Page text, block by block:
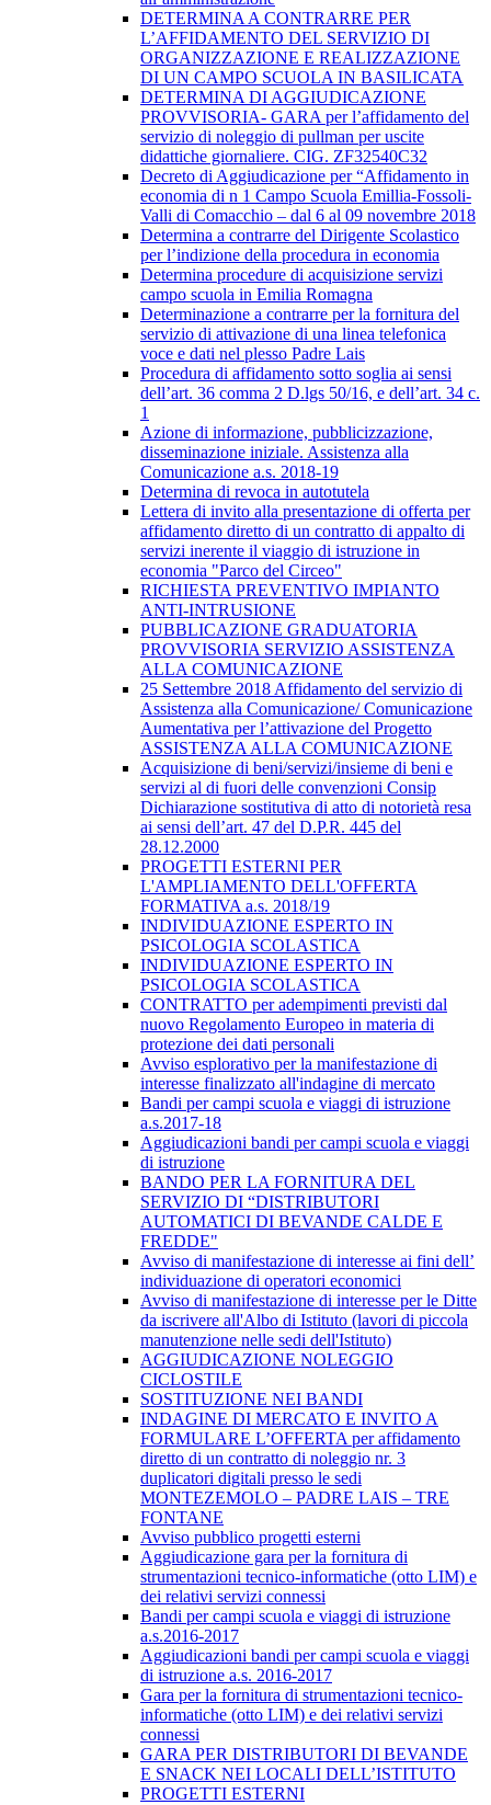
DETERMINA A CONTRARRE PER
L’AFFIDAMENTO DEL SERVIZIO DI
ORGANIZZAZIONE E REALIZZAZIONE
DI UN CAMPO SCUOLA IN BASILICATA
​DETERMINA DI AGGIUDICAZIONE
PROVVISORIA- GARA per l’affidamento del
servizio di noleggio di pullman per uscite
didattiche giornaliere. CIG. ZF32540C32
Decreto di Aggiudicazione per “Affidamento in
economia di n 1 Campo Scuola Emillia-Fossoli-
Valli di Comacchio – dal 6 al 09 novembre 2018
Determina a contrarre del Dirigente Scolastico
per l’indizione della procedura in economia
Determina procedure di acquisizione servizi
campo scuola in Emilia Romagna
Determinazione a contrarre per la fornitura del
servizio di attivazione di una linea telefonica
voce e dati nel plesso Padre Lais
Procedura di affidamento sotto soglia ai sensi
dell’art. 36 comma 2 D.lgs 50/16, e dell’art. 34 c.
1
Azione di informazione, pubblicizzazione,
disseminazione iniziale. Assistenza alla
Comunicazione a.s. 2018-19
Determina di revoca in autotutela
Lettera di invito alla presentazione di offerta per
affidamento diretto di un contratto di appalto di
servizi inerente il viaggio di istruzione in
economia "Parco del Circeo"
RICHIESTA PREVENTIVO IMPIANTO
ANTI-INTRUSIONE
PUBBLICAZIONE GRADUATORIA
PROVVISORIA SERVIZIO ASSISTENZA
ALLA COMUNICAZIONE
25 Settembre 2018 Affidamento del servizio di
Assistenza alla Comunicazione/ Comunicazione
Aumentativa per l’attivazione del Progetto
ASSISTENZA ALLA COMUNICAZIONE
Acquisizione di beni/servizi/insieme di beni e
servizi al di fuori delle convenzioni Consip
Dichiarazione sostitutiva di atto di notorietà resa
ai sensi dell’art. 47 del D.P.R. 445 del
28.12.2000
PROGETTI ESTERNI PER
L'AMPLIAMENTO DELL'OFFERTA
FORMATIVA a.s. 2018/19
INDIVIDUAZIONE ESPERTO IN
PSICOLOGIA SCOLASTICA
INDIVIDUAZIONE ESPERTO IN
PSICOLOGIA SCOLASTICA
CONTRATTO per adempimenti previsti dal
nuovo Regolamento Europeo in materia di
protezione dei dati personali
Avviso esplorativo per la manifestazione di
interesse finalizzato all'indagine di mercato
Bandi per campi scuola e viaggi di istruzione
a.s.2017-18
Aggiudicazioni bandi per campi scuola e viaggi
di istruzione
BANDO PER LA FORNITURA DEL
SERVIZIO DI “DISTRIBUTORI
AUTOMATICI DI BEVANDE CALDE E
FREDDE"
Avviso di manifestazione di interesse ai fini dell’
individuazione di operatori economici
Avviso di manifestazione di interesse per le Ditte
da iscrivere all'Albo di Istituto (lavori di piccola
manutenzione nelle sedi dell'Istituto)
AGGIUDICAZIONE NOLEGGIO
CICLOSTILE
SOSTITUZIONE NEI BANDI
INDAGINE DI MERCATO E INVITO A
FORMULARE L’OFFERTA per affidamento
diretto di un contratto di noleggio nr. 3
duplicatori digitali presso le sedi
MONTEZEMOLO – PADRE LAIS – TRE
FONTANE
Avviso pubblico progetti esterni
Aggiudicazione gara per la fornitura di
strumentazioni tecnico-informatiche (otto LIM) e
dei relativi servizi connessi
Bandi per campi scuola e viaggi di istruzione
a.s.2016-2017
Aggiudicazioni bandi per campi scuola e viaggi
di istruzione ​a.s. 2016-2017
Gara per la fornitura di strumentazioni tecnico-
informatiche (otto LIM) e dei relativi servizi
connessi
GARA PER DISTRIBUTORI DI BEVANDE
E SNACK NEI LOCALI DELL’ISTITUTO
PROGETTI ESTERNI